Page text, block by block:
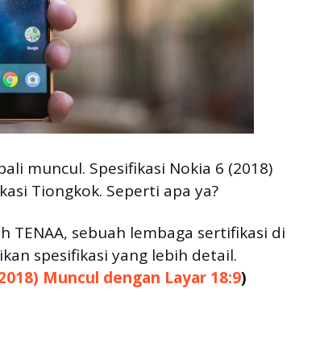
muncul. Spesifikasi Nokia 6 (2018)
Tiongkok. Seperti apa ya?
TENAA, sebuah lembaga sertifikasi di
spesifikasi yang lebih detail.
Muncul dengan Layar 18:9)